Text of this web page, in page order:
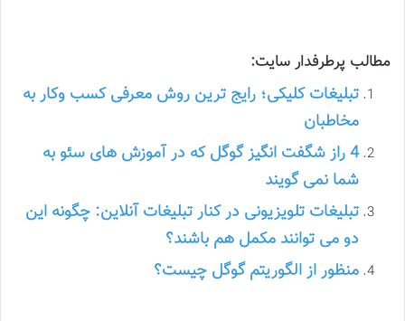
مطالب پرطرفدار سایت:
تبلیغات کلیکی؛ رایج ترین روش معرفی کسب وکار به
مخاطبان
4 راز شگفت انگیز گوگل که در آموزش های سئو به
شما نمی گویند
تبلیغات تلویزیونی در کنار تبلیغات آنلاین: چگونه این
دو می توانند مکمل هم باشند؟
منظور از الگوریتم گوگل چیست؟